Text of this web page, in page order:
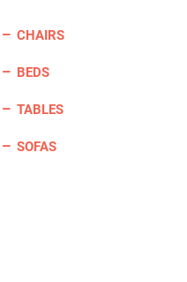
CHAIRS
BEDS
TABLES
SOFAS